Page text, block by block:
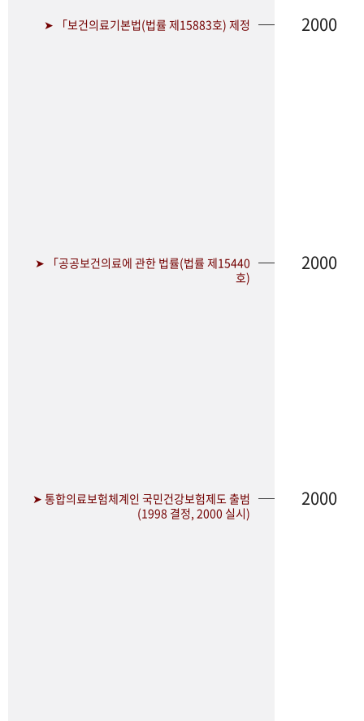
➤ 「보건의료기본법(법률 제15883호) 제정 2000
➤ 「공공보건의료에 관한 법률(법률 제15440
호)
2000
➤ 통합의료보험체계인 국민건강보험제도 출범
(1998 결정, 2000 실시)
2000